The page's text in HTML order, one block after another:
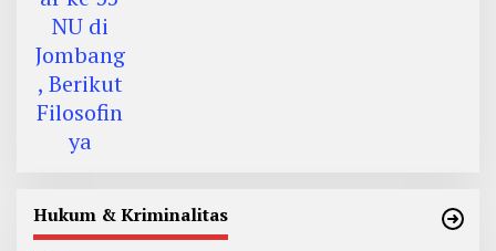
Hukum & Kriminalitas